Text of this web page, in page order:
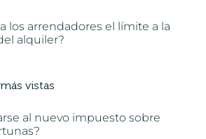
los arrendadores el límite a la
alquiler?
vistas
al nuevo impuesto sobre